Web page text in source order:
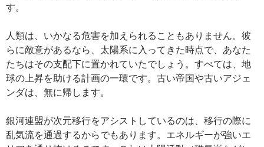
す。
人類は、いかなる危害を加えられることもありません。彼
らに敵意があるなら、太陽系に入ってきた時点で、あなた
たちはその支配下に置かれていたでしょう。すべては、地
球の上昇を助ける計画の一環です。古い帝国や古いアジェ
ンダは、無に帰します。
銀河連盟が次元移行をアシストしているのは、移行の際に
乱気流を通過するからでもあります。エネルギーが強いエ